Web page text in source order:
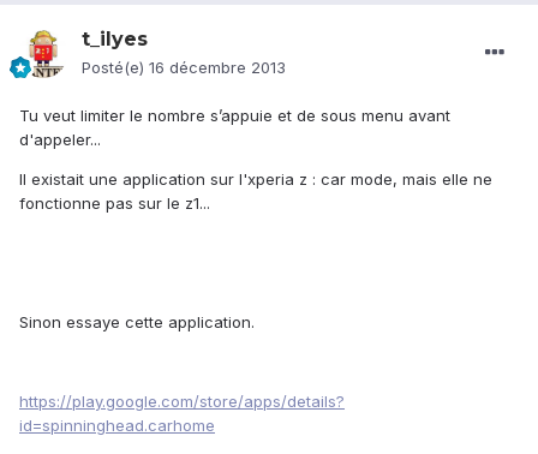
t_ilyes
Posté(e) 16 décembre 2013
Tu veut limiter le nombre s’appuie et de sous menu avant
d'appeler...
Il existait une application sur l'xperia z : car mode, mais elle ne
fonctionne pas sur le z1...
Sinon essaye cette application.
https://play.google.com/store/apps/details?
id=spinninghead.carhome